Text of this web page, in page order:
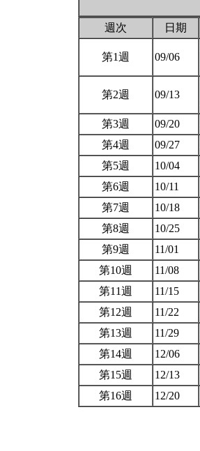
週次 日期
第1週 09/06
第2週 09/13
第3週
09/20
第4週
09/27
第5週
10/04
第6週
10/11
第7週
10/18
第8週
10/25
第9週
11/01
第10週
11/08
第11週
11/15
第12週
11/22
第13週
11/29
第14週
12/06
第15週
12/13
第16週
12/20